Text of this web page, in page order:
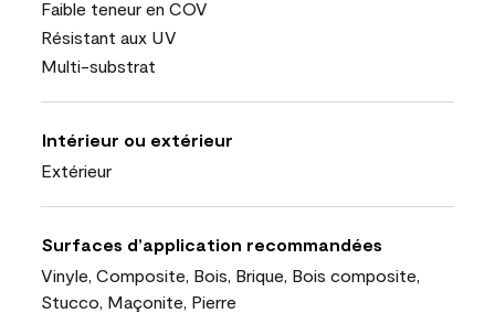
Faible teneur en COV
Résistant aux UV
Multi-substrat
Intérieur ou extérieur
Extérieur
Surfaces d’application recommandées
Vinyle, Composite, Bois, Brique, Bois composite,
Stucco, Maçonite, Pierre